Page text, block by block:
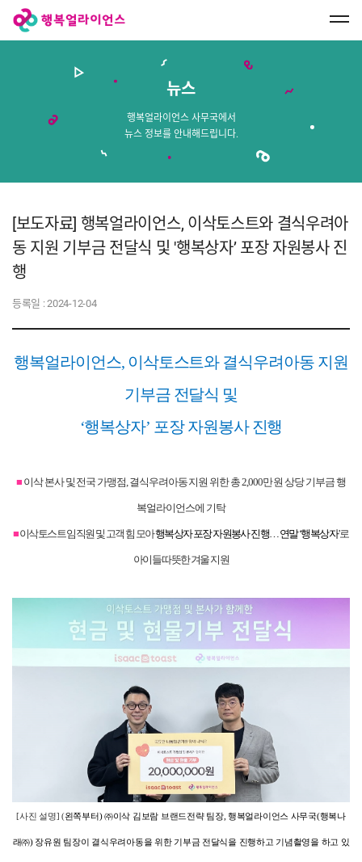
행
복
언
스
뉴스
행복얼라이언스 사무국에서
뉴스 정보를 안내해드립니다.
[보도자료] 행복얼라이언스, 이삭토스트와 결식우려아
동 지원 기부금 전달식 및 '행복상자’ 포장 자원봉사 진
행
등록일 :2024-12-04
행복얼라이언스, 이삭토스트와 결식우려아동 지원
기부금 전달식 및
‘행복상자’ 포장 자원봉사 진행
■ 이삭 본사 및 전국 가맹점, 결식우려아동 지원 위한 총 2,000만 원 상당 기부금 행
복얼라이언스에 기탁
■이삭토스트 임직원 및 고객 힘 모아행복상자 포장 자원봉사 진행… 연말 ‘행복상자’로
아이들 따뜻한 겨울 지원
[사진 설명] (왼쪽부터) ㈜이삭 김보람 브랜드전략 팀장, 행복얼라이언스 사무국(행복나
래㈜) 장유원 팀장이 결식우려아동을 위한 기부금 전달식을 진행하고 기념촬영을 하고 있